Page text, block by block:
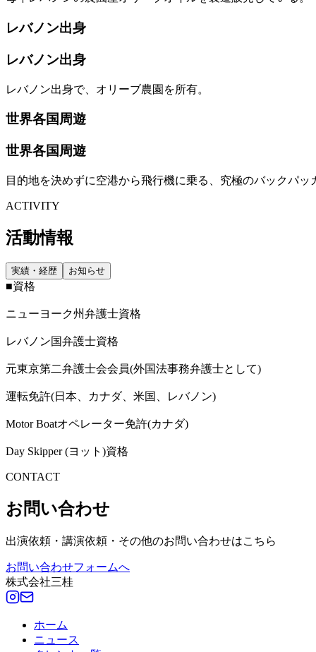
レバノン出身
レバノン出身
レバノン出身で、オリーブ農園を所有。
世界各国周遊
世界各国周遊
目的地を決めずに空港から飛行機に乗る、究極のバックパッ
ACTIVITY
活動情報
実績・経歴 お知らせ
■資格
ニューヨーク州弁護士資格
レバノン国弁護士資格
元東京第二弁護士会会員(外国法事務弁護士として)
運転免許(日本、カナダ、米国、レバノン)
Motor Boatオペレーター免許(カナダ)
Day Skipper (ヨット)資格
CONTACT
お問い合わせ
出演依頼・講演依頼・その他のお問い合わせはこちら
お問い合わせフォームへ
株式会社三桂
ホーム
ニュース